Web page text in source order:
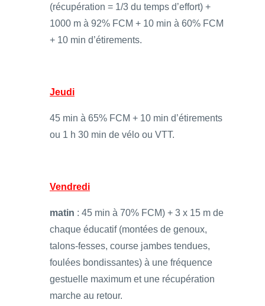
(récupération = 1/3 du temps d’effort) +
1000 m à 92% FCM + 10 min à 60% FCM
+ 10 min d’étirements.
Jeudi
45 min à 65% FCM + 10 min d’étirements
ou 1 h 30 min de vélo ou VTT.
Vendredi
matin : 45 min à 70% FCM) + 3 x 15 m de
chaque éducatif (montées de genoux,
talons-fesses, course jambes tendues,
foulées bondissantes) à une fréquence
gestuelle maximum et une récupération
marche au retour.